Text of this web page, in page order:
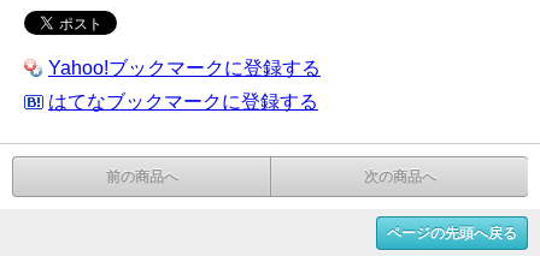
Yahoo!ブックマークに登録する
はてなブックマークに登録する
前の商品へ 次の商品へ
ページの先頭へ戻る